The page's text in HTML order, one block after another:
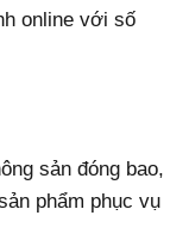
online với số
sản đóng bao,
phẩm phục vụ